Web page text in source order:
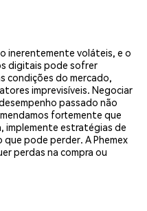
inerentemente voláteis, e o
digitais pode sofrer
condições do mercado,
imprevisíveis. Negociar
passado não
fortemente que
implemente estratégias de
pode perder. A Phemex
perdas na compra ou